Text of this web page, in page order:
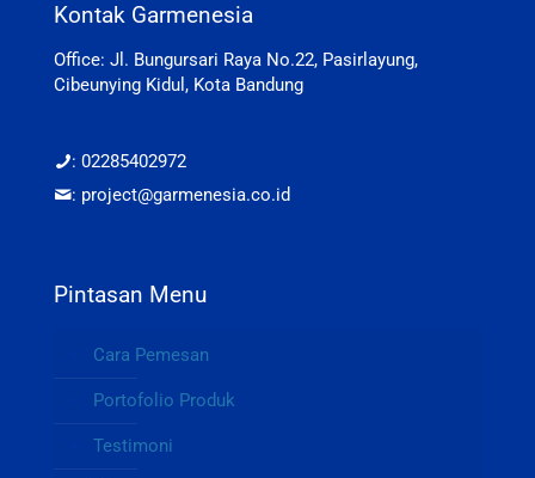
Kontak Garmenesia
Office: Jl. Bungursari Raya No.22, Pasirlayung,
Cibeunying Kidul, Kota Bandung
: 02285402972
: project@garmenesia.co.id
Pintasan Menu
Cara Pemesan
Portofolio Produk
Testimoni